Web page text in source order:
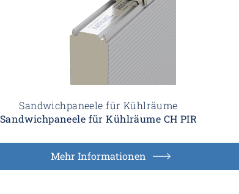
Sandwichpaneele für Kühlräume
Sandwichpaneele für Kühlräume CH PIR
Mehr Informationen